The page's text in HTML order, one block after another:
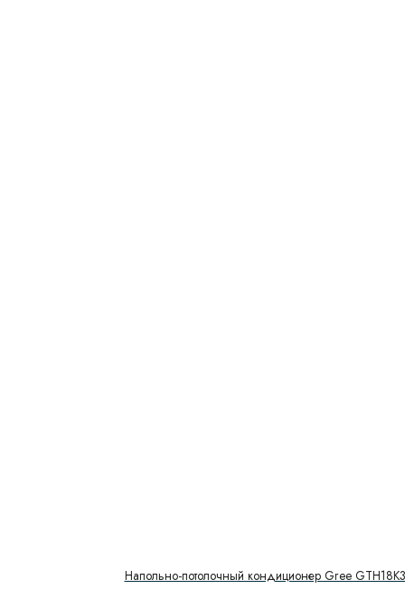
Напольно-потолочный кондиционер Gree